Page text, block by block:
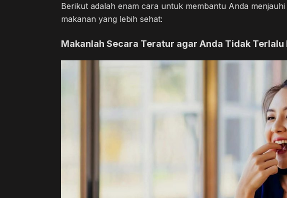
Berikut adalah enam cara untuk membantu Anda
makanan yang lebih sehat:
Makanlah Secara Teratur agar Anda Tidak Terlalu